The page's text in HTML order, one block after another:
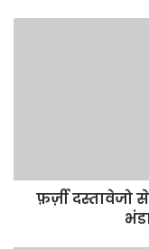
भंडाफोड़,
फ़र्ज़ी दस्तावेजो